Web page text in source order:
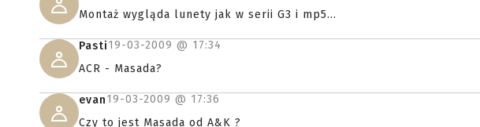
Montaż wygląda lunety jak w serii G3 i mp5...
Pasti19-03-2009 @ 17:34
ACR - Masada?
evan19-03-2009 @ 17:36
Czy to jest Masada od A&K ?